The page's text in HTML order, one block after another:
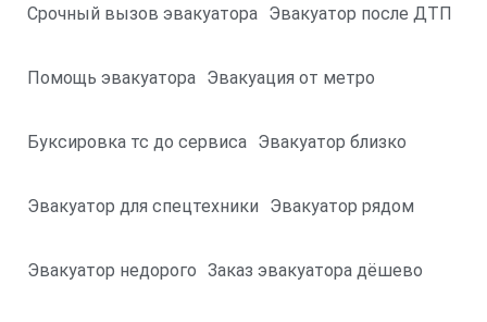
Срочный вызов эвакуатора Эвакуатор после ДТП
Помощь эвакуатора Эвакуация от метро
Буксировка тс до сервиса Эвакуатор близко
Эвакуатор для спецтехники Эвакуатор рядом
Эвакуатор недорого Заказ эвакуатора дёшево